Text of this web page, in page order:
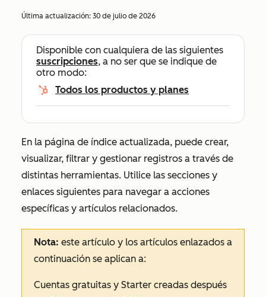
Última actualización: 30 de julio de 2026
Disponible con cualquiera de las siguientes
suscripciones, a no ser que se indique de
otro modo:
Todos los productos y planes
En la página de índice actualizada, puede crear,
visualizar, filtrar y gestionar registros a través de
distintas herramientas. Utilice las secciones y
enlaces siguientes para navegar a acciones
específicas y artículos relacionados.
Nota: este artículo y los artículos enlazados a
continuación se aplican a:
Cuentas gratuitas y Starter creadas después